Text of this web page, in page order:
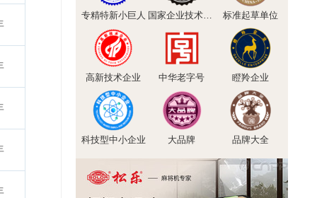
专精特新小巨人 国家企业技术中心 标准起草单位
高新技术企业 中华老字号 瞪羚企业
科技型中小企业 大品牌 品牌大全